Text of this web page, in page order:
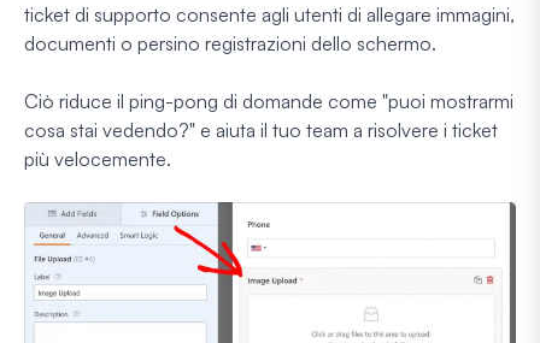
ticket di supporto consente agli utenti di allegare immagini,
documenti o persino registrazioni dello schermo.
Ciò riduce il ping-pong di domande come "puoi mostrarmi
cosa stai vedendo?" e aiuta il tuo team a risolvere i ticket
più velocemente.